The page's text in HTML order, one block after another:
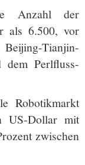
Anzahl der
als 6.500, vor
Tianjin-
dem Perlfluss-
Robotikmarkt
US-Dollar mit
zwischen